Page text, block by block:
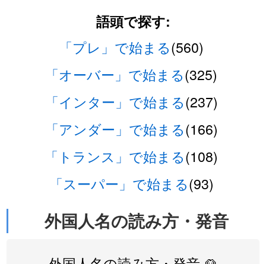
語頭で探す:
「プレ」で始まる(560)
「オーバー」で始まる(325)
「インター」で始まる(237)
「アンダー」で始まる(166)
「トランス」で始まる(108)
「スーパー」で始まる(93)
外国人名の読み方・発音